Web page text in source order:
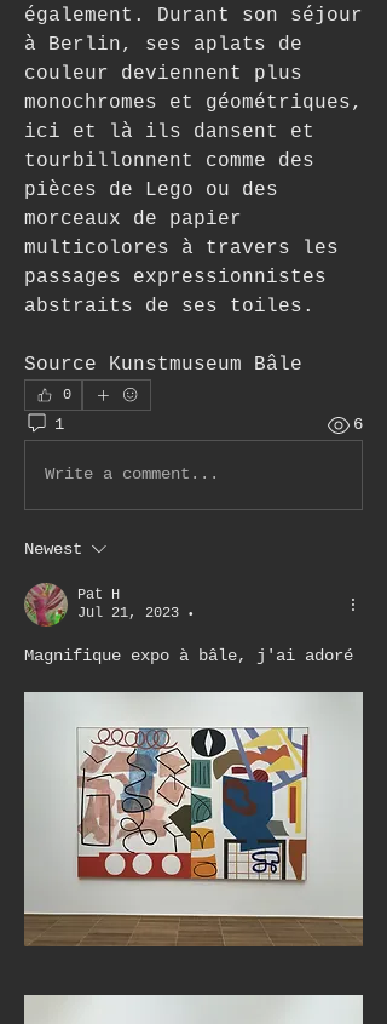
également. Durant son séjour
à Berlin, ses aplats de
couleur deviennent plus
monochromes et géométriques,
ici et là ils dansent et
tourbillonnent comme des
pièces de Lego ou des
morceaux de papier
multicolores à travers les
passages expressionnistes
abstraits de ses toiles.
Source Kunstmuseum Bâle
0
1 6
Write a comment...
Newest
Pat H
Jul 21, 2023
•
Magnifique expo à bâle, j'ai adoré